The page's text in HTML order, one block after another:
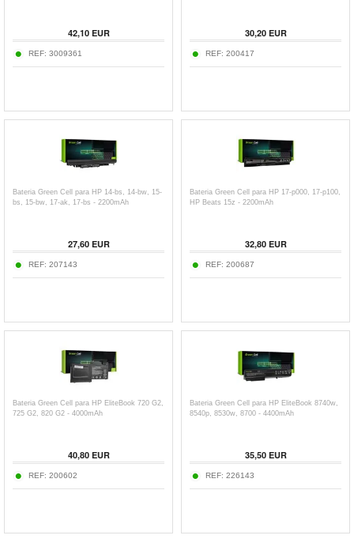
42,10EUR
REF: 3009361
30,20EUR
REF: 200417
Bateria Green Cell para HP 14-bs, 14-bw, 15-
bs, 15-bw, 17-ak, 17-bs - 2200mAh
27,60EUR
REF: 207143
Bateria Green Cell para HP 17-p000, 17-p100,
HP Beats 15z - 2200mAh
32,80EUR
REF: 200687
Bateria Green Cell para HP EliteBook 720 G2,
725 G2, 820 G2 - 4000mAh
40,80EUR
REF: 200602
Bateria Green Cell para HP EliteBook 8740w,
8540p, 8530w, 8700 - 4400mAh
35,50EUR
REF: 226143